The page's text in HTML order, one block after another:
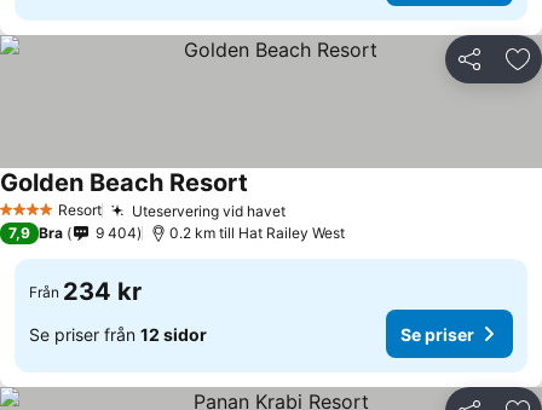
Dela
4 StjärnorResort Uteservering vid havetSe priser
Golden Beach Resort
7,9 Bra 9 404 0.2 km till Hat Railey West
Från 234 kr
Se priser från 12 sidor Se priser